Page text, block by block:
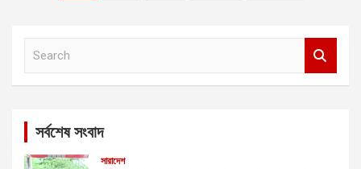
সর্বশেষ সংবাদ
সারাদেশ